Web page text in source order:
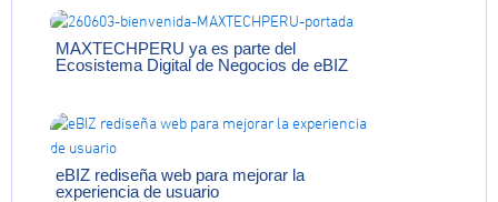
MAXTECHPERU ya es parte del
Ecosistema Digital de Negocios de eBIZ
eBIZ rediseña web para mejorar la
experiencia de usuario